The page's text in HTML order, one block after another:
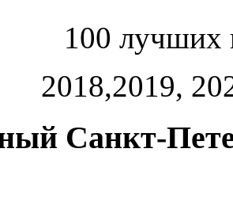
100 лучших
2018,2019,
Санкт-